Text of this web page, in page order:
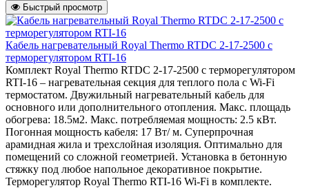
Быстрый просмотр
Кабель нагревательный Royal Thermo RTDC 2-17-2500 с
терморегулятором RTI-16
Комплект Royal Thermo RTDC 2-17-2500 с терморегулятором
RTI-16 – нагревательная секция для теплого пола с Wi-Fi
термостатом. Двужильный нагревательный кабель для
основного или дополнительного отопления. Макс. площадь
обогрева: 18.5м2. Макс. потребляемая мощность: 2.5 кВт.
Погонная мощность кабеля: 17 Вт/ м. Суперпрочная
арамидная жила и трехслойная изоляция. Оптимально для
помещений со сложной геометрией. Установка в бетонную
стяжку под любое напольное декоративное покрытие.
Терморегулятор Royal Thermo RTI-16 Wi-Fi в комплекте.